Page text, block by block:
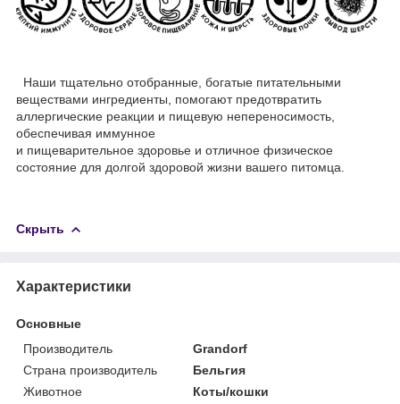
Наши тщательно отобранные, богатые питательными
веществами ингредиенты, помогают предотвратить
аллергические реакции и пищевую непереносимость,
обеспечивая иммунное
и пищеварительное здоровье и отличное физическое
состояние для долгой здоровой жизни вашего питомца.
Скрыть
Характеристики
Основные
Производитель
Grandorf
Страна производитель
Бельгия
Животное
Коты/кошки